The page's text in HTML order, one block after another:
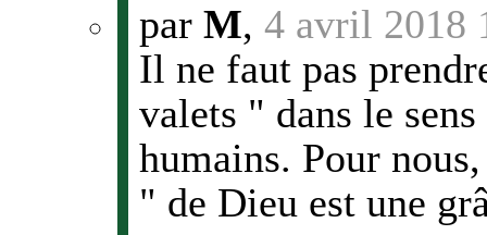
par M, 4 avril 2018
Il ne faut pas
valets " dans le
humains. Pour
" de Dieu est une